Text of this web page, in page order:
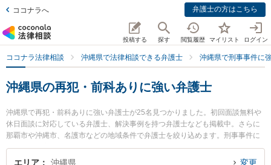
ココナラへ 弁護士の方はこちら
投稿する 探す 閲覧履歴 マイリスト ログイン
ココナラ法律相談 沖縄県で法律相談できる弁護士 沖縄県で刑事事件に
沖縄県の再犯・前科ありに強い弁護士
沖縄県で再犯・前科ありに強い弁護士が25名見つかりました。初回面談無料や
休日面談に対応している弁護士、解決事例を持つ弁護士なども掲載中。さらに
那覇市や沖縄市、名護市などの地域条件で弁護士を絞り込めます。刑事事件に
関係する加害者側や少年事件、再犯・前科あり等の細かな分野での絞り込み検
索もでき便利です。特に弁護士法人ACLOGOSの真栄里 嘉邦弁護士やネクスパ
エリア 沖縄県 変更